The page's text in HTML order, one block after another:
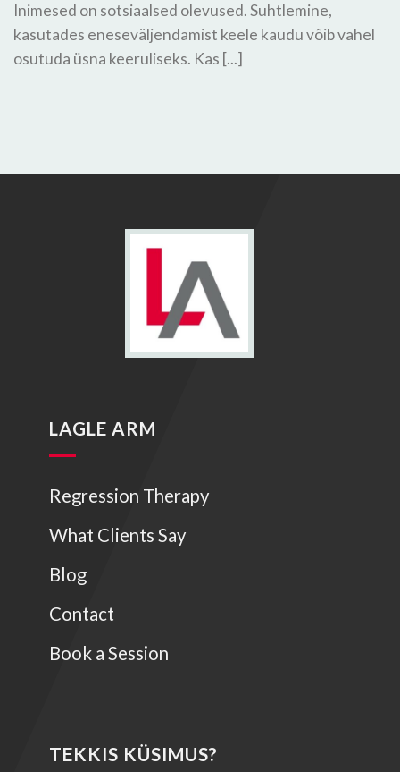
Inimesed on sotsiaalsed olevused. Suhtlemine,
kasutades eneseväljendamist keele kaudu võib vahel
osutuda üsna keeruliseks. Kas [...]
LAGLE ARM
Regression Therapy
What Clients Say
Blog
Contact
Book a Session
TEKKIS KÜSIMUS?